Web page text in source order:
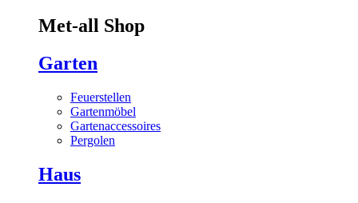
Met-all Shop
Garten
Feuerstellen
Gartenmöbel
Gartenaccessoires
Pergolen
Haus